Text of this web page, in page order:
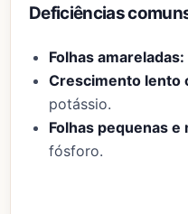
Deficiências
Folhas amareladas:
Crescimento lento
potássio.
Folhas pequenas e
fósforo.